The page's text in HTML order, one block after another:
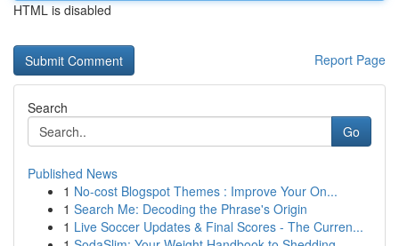
HTML is disabled
Report Page
Search
Go
Published News
1 No-cost Blogspot Themes : Improve Your On...
1 Search Me: Decoding the Phrase's Origin
1 Live Soccer Updates & Final Scores - The Curren...